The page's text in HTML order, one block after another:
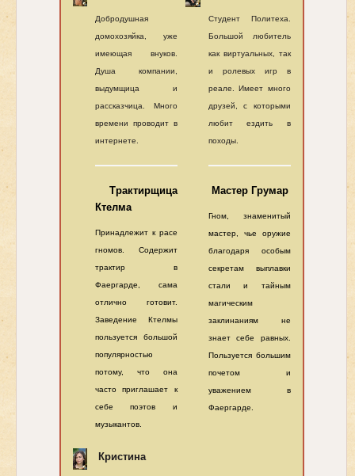
Добродушная
домохозяйка, уже
имеющая внуков.
Душа компании,
выдумщица и
рассказчица. Много
времени проводит в
интернете.
Трактирщица
Ктелма
Принадлежит к расе
гномов. Содержит
трактир в
Фаергарде, сама
отлично готовит.
Заведение Ктелмы
пользуется большой
популярностью
потому, что она
часто приглашает к
себе поэтов и
музыкантов.
Студент Политеха.
Большой любитель
как виртуальных, так
и ролевых игр в
реале. Имеет много
друзей, с которыми
любит ездить в
походы.
Мастер Грумар
Гном, знаменитый
мастер, чье оружие
благодаря особым
секретам выплавки
стали и тайным
магическим
заклинаниям не
знает себе равных.
Пользуется большим
почетом и
уважением в
Фаергарде.
Кристина